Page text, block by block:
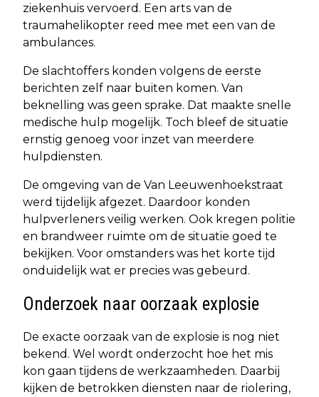
ziekenhuis vervoerd. Een arts van de
traumahelikopter reed mee met een van de
ambulances.
De slachtoffers konden volgens de eerste
berichten zelf naar buiten komen. Van
beknelling was geen sprake. Dat maakte snelle
medische hulp mogelijk. Toch bleef de situatie
ernstig genoeg voor inzet van meerdere
hulpdiensten.
De omgeving van de Van Leeuwenhoekstraat
werd tijdelijk afgezet. Daardoor konden
hulpverleners veilig werken. Ook kregen politie
en brandweer ruimte om de situatie goed te
bekijken. Voor omstanders was het korte tijd
onduidelijk wat er precies was gebeurd.
Onderzoek naar oorzaak explosie
De exacte oorzaak van de explosie is nog niet
bekend. Wel wordt onderzocht hoe het mis
kon gaan tijdens de werkzaamheden. Daarbij
kijken de betrokken diensten naar de riolering,